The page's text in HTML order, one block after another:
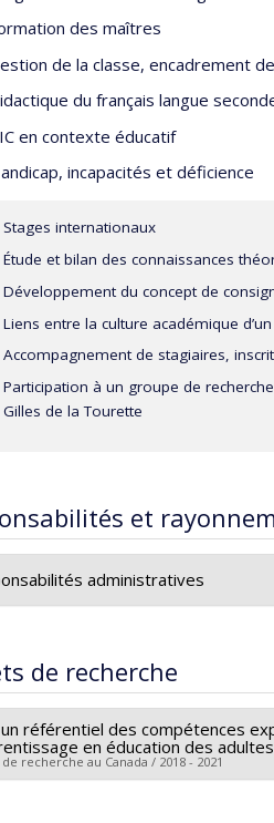
des maîtres
de la classe, encadrement
du français langue
en contexte éducatif
incapacités et déficience
Stages internationaux
Étude et bilan des connaissances
Développement du concept de
Liens entre la culture académique
Accompagnement de stagiaires,
Participation à un groupe de
Gilles de la Tourette
et
administratives
de recherche
référentiel des compétences
en éducation des
recherche au Canada / 2018 - 2021